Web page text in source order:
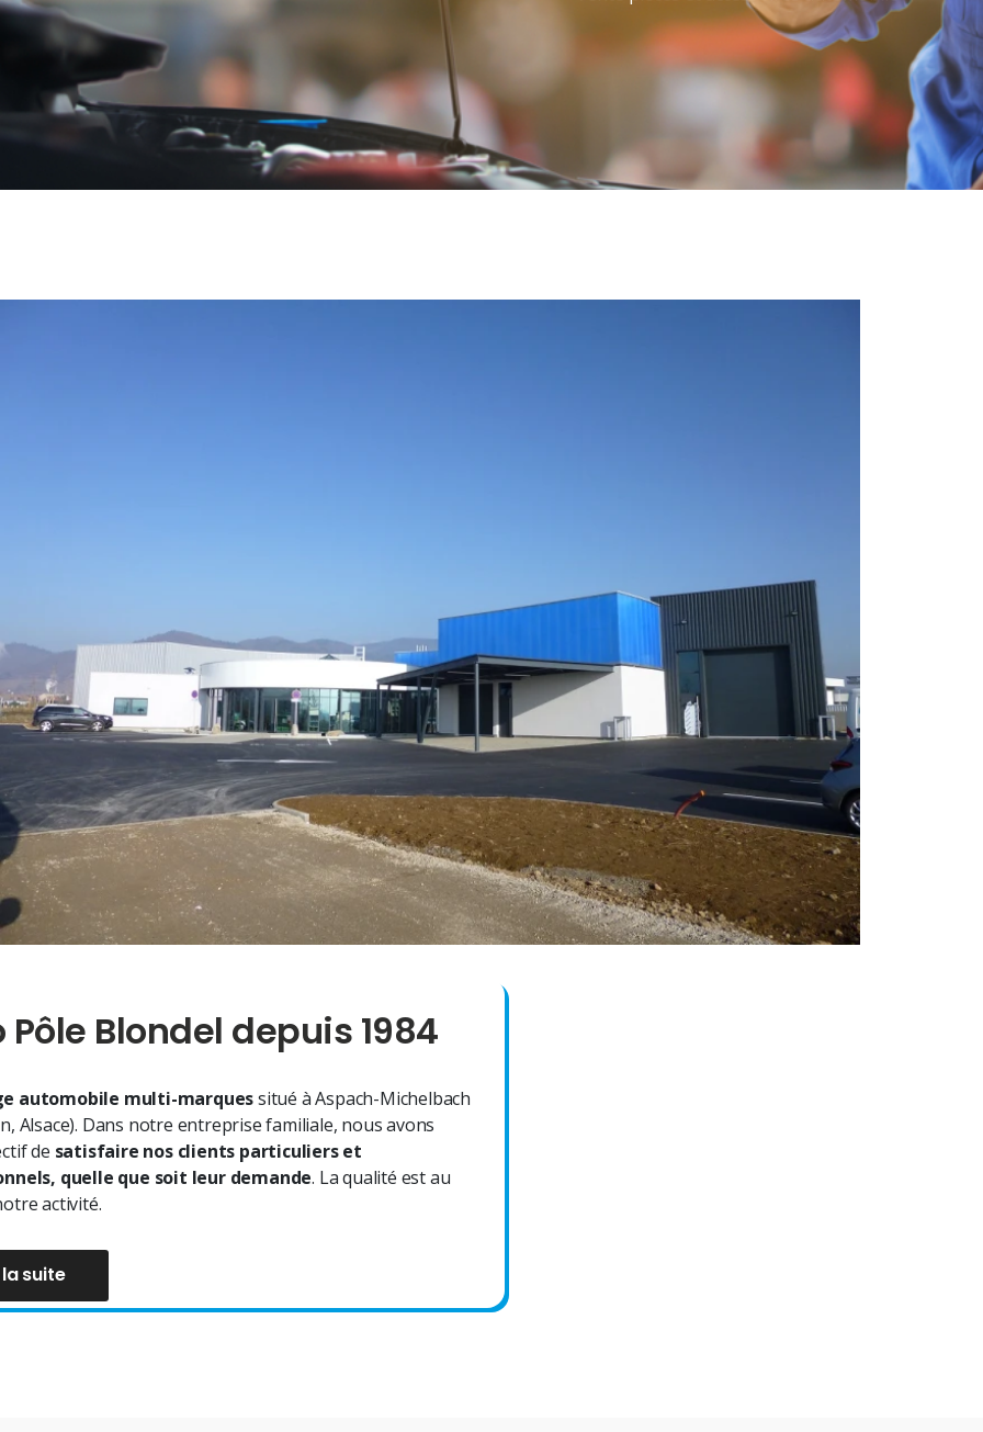
Pôle Blondel depuis 1984
automobile multi-marquessitué à Aspach-Michelbach
Alsace). Dans notre entreprise familiale, nous avons
de satisfaire nos clients particuliers et
quelle que soit leur demande. La qualité est au
activité.
suite